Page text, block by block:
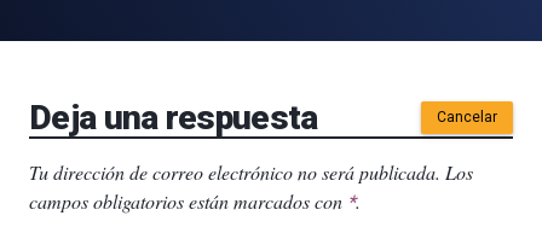
Deja una respuesta Cancelar
Tu dirección de correo electrónico no será publicada. Los
campos obligatorios están marcados con *.